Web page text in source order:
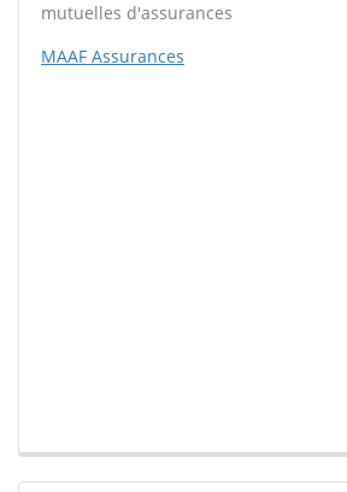
mutuelles d'assurances
MAAF Assurances